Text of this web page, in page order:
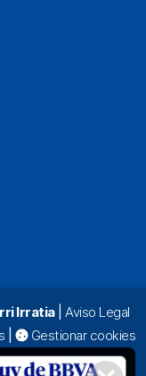
Irratia| Aviso Legal
Gestionar cookies
94 423 92 00|